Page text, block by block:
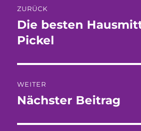
ZURÜCK
Vorheriger
Beitrag:
Die besten
Pickel
WEITER
Nächster
Nächster Beitrag